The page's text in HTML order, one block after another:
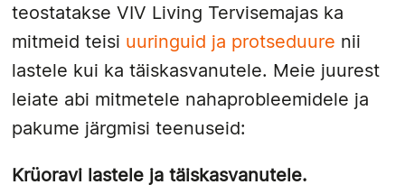
teostatakse VIV Living Tervisemajas ka
mitmeid teisi uuringuid ja protseduure nii
lastele kui ka täiskasvanutele. Meie juurest
leiate abi mitmetele nahaprobleemidele ja
pakume järgmisi teenuseid:
Krüoravi lastele ja täiskasvanutele.